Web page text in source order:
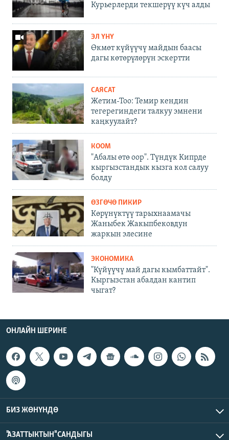
Курьерлерди текшерүү күч алды
ЭЛ ҮНҮ
Өкмөт күйүүчү майдын баасы
дагы көтөрүлөрүн эскертти
САЯСАТ
Жетим-Тоо: Темир кендин
тегерегиндеги талкуу эмнени
каңкуулайт?
КООМ
"Абалы өтө оор". Түндүк Кипрде
кыргызстандык кызга кол салуу
болду
ӨЗГӨЧӨ ПИКИР
Көрүнүктүү тарыхнаамачы
Жаныбек Жакыпбековдун
жаркын элесине
ЭКОНОМИКА
"Күйүүчү май дагы кымбаттайт".
Кыргызстан абалдан кантип
чыгат?
ОНЛАЙН ШЕРИНЕ
БИЗ ЖӨНҮНДӨ
"АЗАТТЫКТЫН" САНДЫГЫ